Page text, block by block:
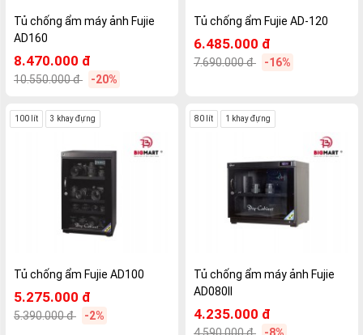
Tủ chống ẩm máy ảnh Fujie
AD160
8.470.000 đ
10.550.000 đ -20%
Tủ chống ẩm Fujie AD-120
6.485.000 đ
7.690.000 đ -16%
Tủ chống ẩm Fujie AD100
100 lít 3 khay đựng
5.275.000 đ
5.390.000 đ -2%
Tủ chống ẩm máy ảnh Fujie
AD080II
80 lít 1 khay đựng
4.235.000 đ
4.590.000 đ -8%